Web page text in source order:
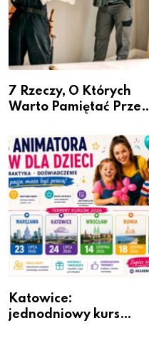
7 Rzeczy, O Których
Warto Pamiętać Przed
Katowice:
jednodniowy kurs